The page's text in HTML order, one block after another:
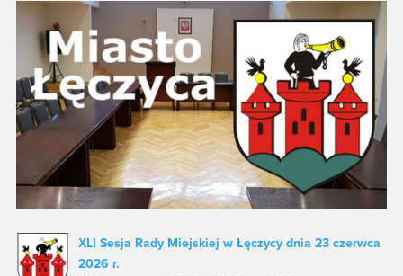
XLI Sesja Rady Miejskiej w Łęczycy dnia 23 czerwca
2026 r.